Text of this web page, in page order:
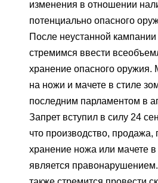
изменения в отношении
потенциально опасного
После неустанной
стремимся ввести
хранение опасного оружия.
на ножи и мачете в стиле
последним парламентом в
Запрет вступил в силу 24
что производство, продажа,
хранение ножа или мачете в
является